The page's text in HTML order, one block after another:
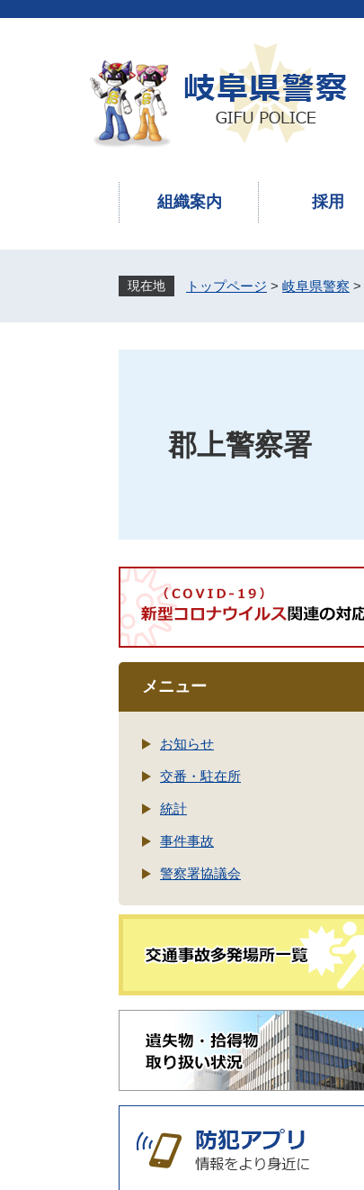
組織案内 採用
トップページ > 岐阜県警察 >
郡上警察署
メニュー
お知らせ
交番・駐在所
統計
事件事故
警察署協議会